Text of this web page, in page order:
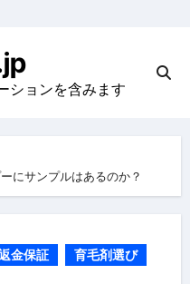
ションを含みます
にサンプルはあるのか？
金保証 育毛剤選び